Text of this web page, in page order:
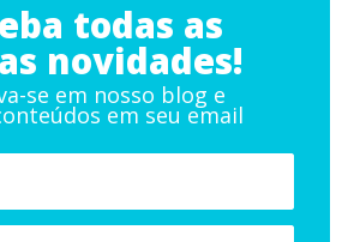
todas as
novidades!
se em nosso blog e
em seu email